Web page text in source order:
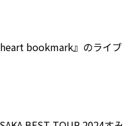
heart bookmark』のライブ